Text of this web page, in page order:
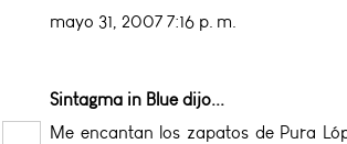
mayo 31, 2007 7:16 p. m.
Sintagma in Bluedijo...
Me encantan los zapatos de Pura